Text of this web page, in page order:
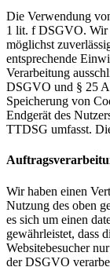
Die Verwendung
1 lit. f DSGVO. Wir
möglichst
entsprechende
Verarbeitung
DSGVO und § 25
Speicherung von
Endgerät des
TTDSG umfasst.
Wir haben einen
Nutzung des oben
es sich um einen
gewährleistet, dass
Websitebesucher
der DSGVO